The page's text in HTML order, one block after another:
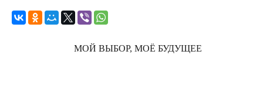
МОЙ ВЫБОР, МОЁ БУДУЩЕЕ